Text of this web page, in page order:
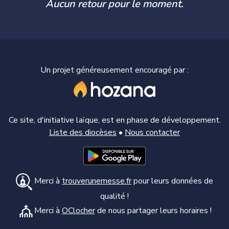
Aucun retour pour le moment.
Un projet généreusement encouragé par :
Ce site, d'initiative laïque, est en phase de développement.
Liste des diocèses • Nous contacter
Merci à trouverunemesse.frpour leurs données de
qualité !
Merci àOClocherde nous partager leurs horaires !